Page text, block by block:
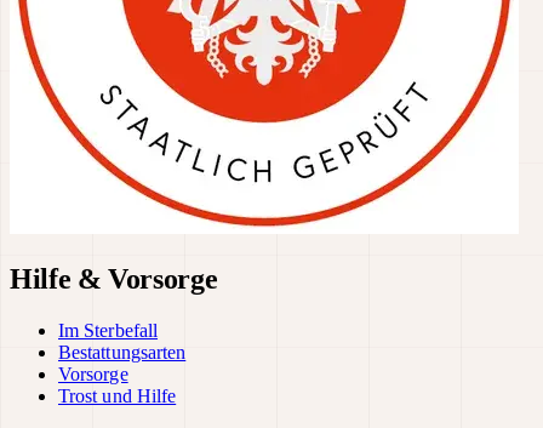
Hilfe & Vorsorge
Im Sterbefall
Bestattungsarten
Vorsorge
Trost und Hilfe